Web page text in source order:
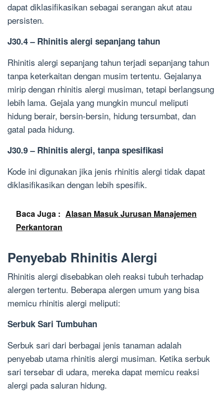
dapat diklasifikasikan sebagai serangan akut atau
persisten.
J30.4 – Rhinitis alergi sepanjang tahun
Rhinitis alergi sepanjang tahun terjadi sepanjang tahun
tanpa keterkaitan dengan musim tertentu. Gejalanya
mirip dengan rhinitis alergi musiman, tetapi berlangsung
lebih lama. Gejala yang mungkin muncul meliputi
hidung berair, bersin-bersin, hidung tersumbat, dan
gatal pada hidung.
J30.9 – Rhinitis alergi, tanpa spesifikasi
Kode ini digunakan jika jenis rhinitis alergi tidak dapat
diklasifikasikan dengan lebih spesifik.
Baca Juga : Alasan Masuk Jurusan Manajemen
Perkantoran
Penyebab Rhinitis Alergi
Rhinitis alergi disebabkan oleh reaksi tubuh terhadap
alergen tertentu. Beberapa alergen umum yang bisa
memicu rhinitis alergi meliputi:
Serbuk Sari Tumbuhan
Serbuk sari dari berbagai jenis tanaman adalah
penyebab utama rhinitis alergi musiman. Ketika serbuk
sari tersebar di udara, mereka dapat memicu reaksi
alergi pada saluran hidung.